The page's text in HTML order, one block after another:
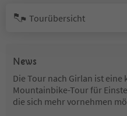
Tourübersicht
News
Die Tour nach Girlan ist eine
Mountainbike-Tour für
die sich mehr vornehmen